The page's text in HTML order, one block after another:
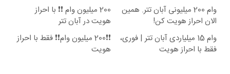
وام 200 میلیونی آبان تتر. همین
الان احراز هویت کن!
200 میلیون وام ❗❗ با احراز
هویت در آبان تتر
وام 15 میلیاردی آبان تتر | فوری،
فقط با احراز هویت
❗❗200 میلیون وام❗❗ فقط با احراز
هویت